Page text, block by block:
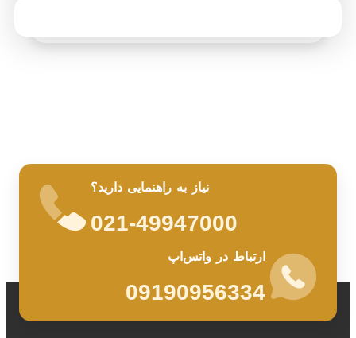
نیاز به راهنمایی دارید؟
021-49947000
ارتباط در واتس‌اپ
09190956334